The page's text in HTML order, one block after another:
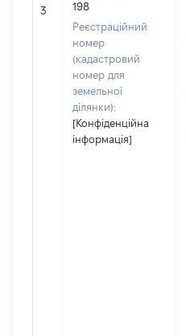
3
198
Реєстраційний
номер
(кадастровий
номер для
земельної
ділянки):
[Конфіденційна
інформація]